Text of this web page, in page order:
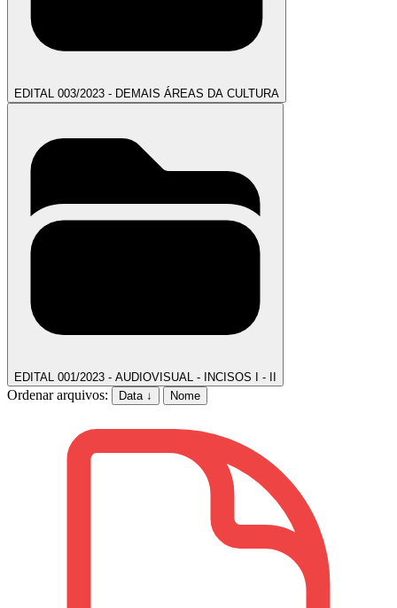
EDITAL 003/2023 - DEMAIS ÁREAS DA CULTURA
EDITAL 001/2023 - AUDIOVISUAL - INCISOS I - II
Ordenar arquivos: Data ↓ Nome